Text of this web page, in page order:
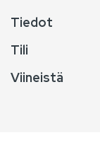
Tiedot
Tili
Viineistä